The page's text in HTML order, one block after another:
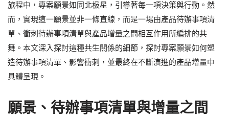
旅程中，專案願景如同北极星，引導著每一項決策與行動。然
而，實現這一願景並非一條直線，而是一場由產品待辦事項清
單、衝刺待辦事項清單與產品增量之間相互作用所編排的共
舞。本文深入探討這種共生關係的細節，探討專案願景如何塑
造待辦事項清單、影響衝刺，並最終在不斷演進的產品增量中
具體呈現。
願景、待辦事項清單與增量之間